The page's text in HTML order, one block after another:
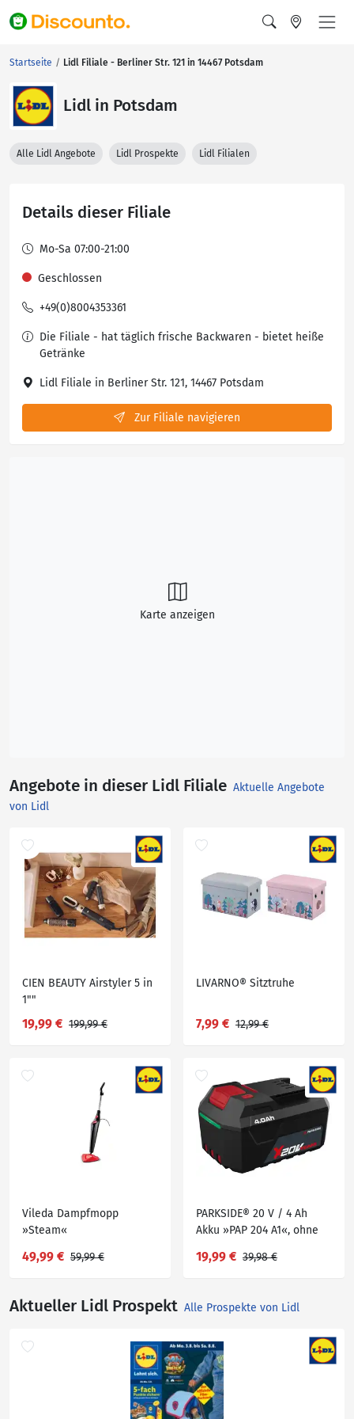
Startseite Lidl Filiale - Berliner Str. 121 in 14467 Potsdam
Lidl in Potsdam
Alle Lidl Angebote Lidl Prospekte Lidl Filialen
Details dieser Filiale
Mo-Sa 07:00-21:00
Geschlossen
+49(0)8004353361
Die Filiale - hat täglich frische Backwaren - bietet heiße
Getränke
Lidl Filiale in Berliner Str. 121, 14467 Potsdam
Zur Filiale navigieren
Karte anzeigen
Angebote in dieser Lidl Filiale Aktuelle Angebote
von Lidl
CIEN BEAUTY Airstyler 5 in
1""
19,99 € 199,99 €
LIVARNO® Sitztruhe
7,99 € 12,99 €
Vileda Dampfmopp
»Steam«
49,99 € 59,99 €
PARKSIDE® 20 V / 4 Ah
Akku »PAP 204 A1«, ohne
19,99 € 39,98 €
Aktueller Lidl Prospekt Alle Prospekte von Lidl